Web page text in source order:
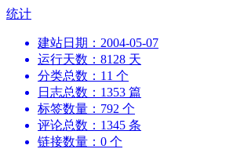
跳
统计
建站日期：2004-05-07
运行天数：8128 天
分类总数：11 个
日志总数：1353 篇
标签数量：792 个
评论总数：1345 条
链接数量：0 个